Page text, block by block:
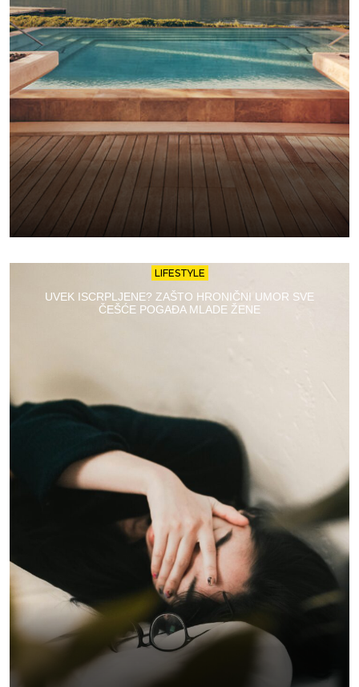
LIFESTYLE
UVEK ISCRPLJENE? ZAŠTO HRONIČNI UMOR SVE
ČEŠĆE POGAĐA MLADE ŽENE